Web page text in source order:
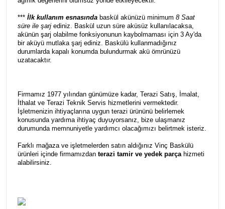
*** İlk kullanım esnasında baskül akünüzü minimum 8 Saat
süre ile şarj ediniz. Baskül uzun süre aküsüz kullanılacaksa,
akünün şarj olabilme fonksiyonunun kaybolmaması için 3 Ay'da
bir aküyü mutlaka şarj ediniz. Baskülü kullanmadığınız
durumlarda kapalı konumda bulundurmak akü ömrünüzü
uzatacaktır.
Firmamız 1977 yılından günümüze kadar, Terazi Satış, İmalat,
İthalat ve Terazi Teknik Servis hizmetlerini vermektedir.
İşletmenizin ihtiyaçlarına uygun terazi ürününü belirlemek
konusunda yardıma ihtiyaç duyuyorsanız, bize ulaşmanız
durumunda memnuniyetle yardımcı olacağımızı belirtmek isteriz.
Farklı mağaza ve işletmelerden satın aldığınız Vinç Baskülü
ürünleri içinde firmamızdan terazi tamir ve yedek parça hizmeti
alabilirsiniz.